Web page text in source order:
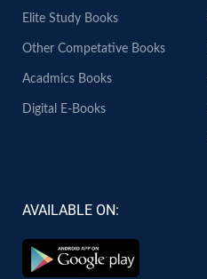
Elite Study Books
Other Competative Books
Acadmics Books
Digital E-Books
AVAILABLE ON: